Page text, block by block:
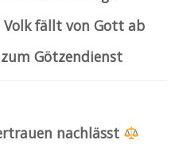
Volk fällt von Gott ab
Götzendienst
nachlässt